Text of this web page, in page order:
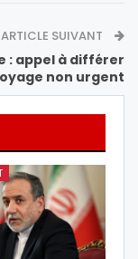
ARTICLE SUIVANT
: appel à différer
non urgent